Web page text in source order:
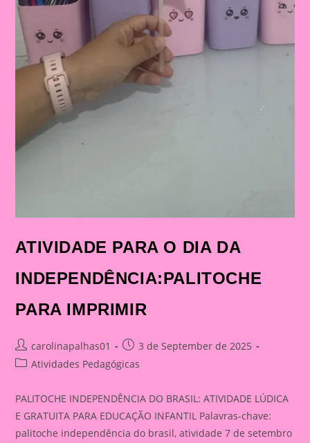
ATIVIDADE PARA O DIA DA
INDEPENDÊNCIA:PALITOCHE
PARA IMPRIMIR
Post
author:
carolinapalhas01
Post
published:
3 de September de 2025
PostAtividades Pedagógicas
PALITOCHE INDEPENDÊNCIA DO BRASIL: ATIVIDADE LÚDICA
E GRATUITA PARA EDUCAÇÃO INFANTIL Palavras-chave:
palitoche independência do brasil, atividade 7 de setembro